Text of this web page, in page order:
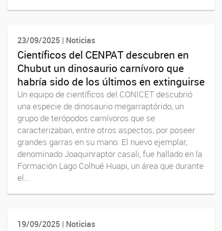
23/09/2025 | Noticias
Científicos del CENPAT descubren en
Chubut un dinosaurio carnívoro que
habría sido de los últimos en extinguirse
Un equipo de científicos del CONICET descubrió
una especie de dinosaurio megarraptórido, un
grupo de terópodos carnívoros que se
caracterizaban, entre otros aspectos, por poseer
grandes garras en su mano. El nuevo ejemplar,
denominado Joaquinraptor casali, fue hallado en la
Formación Lago Colhué Huapi, un área que durante
el...
19/09/2025 | Noticias